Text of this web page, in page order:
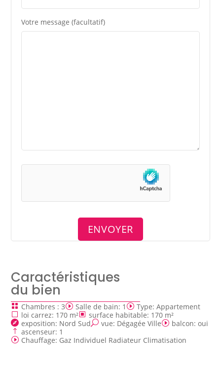
Votre message (facultatif)
Caractéristiques
du bien
Chambres :3 Salle de bain: 1 Type:Appartement
loi carrez: 170 m² surface habitable: 170 m²
exposition: Nord Sud vue: Dégagée Ville balcon:oui
ascenseur: 1
Chauffage: Gaz Individuel Radiateur Climatisation